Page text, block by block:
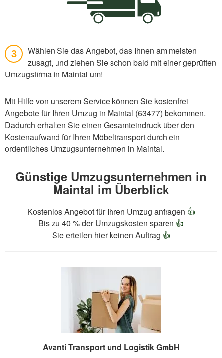
3
Wählen Sie das Angebot, das Ihnen am meisten
zusagt, und ziehen Sie schon bald mit einer geprüften
Umzugsfirma in Maintal um!
Mit Hilfe von unserem Service können Sie kostenfrei
Angebote für Ihren Umzug in Maintal (63477) bekommen.
Dadurch erhalten Sie einen Gesamteindruck über den
Kostenaufwand für Ihren Möbeltransport durch ein
ordentliches Umzugsunternehmen in Maintal.
Günstige Umzugsunternehmen in
Maintal im Überblick
Kostenlos Angebot für Ihren Umzug anfragen 👍
Bis zu 40 % der Umzugskosten sparen 👍
Sie erteilen hier keinen Auftrag 👍
Avanti Transport und Logistik GmbH